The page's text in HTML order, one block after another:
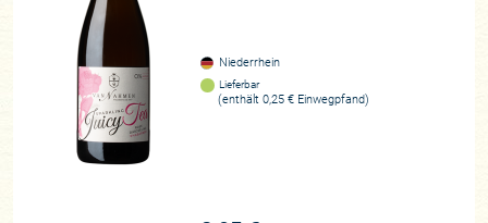
Niederrhein
Lieferbar
(enthält 0,25 € Einwegpfand)